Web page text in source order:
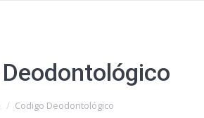
Codigo Deodontológico